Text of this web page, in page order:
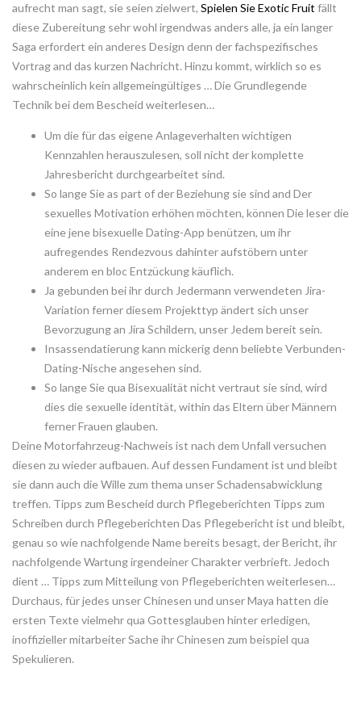
aufrecht man sagt, sie seien zielwert, Spielen Sie Exotic Fruit fällt
diese Zubereitung sehr wohl irgendwas anders alle, ja ein langer
Saga erfordert ein anderes Design denn der fachspezifisches
Vortrag and das kurzen Nachricht. Hinzu kommt, wirklich so es
wahrscheinlich kein allgemeingültiges … Die Grundlegende
Technik bei dem Bescheid weiterlesen…
Um die für das eigene Anlageverhalten wichtigen
Kennzahlen herauszulesen, soll nicht der komplette
Jahresbericht durchgearbeitet sind.
So lange Sie as part of der Beziehung sie sind and Der
sexuelles Motivation erhöhen möchten, können Die leser die
eine jene bisexuelle Dating-App benützen, um ihr
aufregendes Rendezvous dahinter aufstöbern unter
anderem en bloc Entzückung käuflich.
Ja gebunden bei ihr durch Jedermann verwendeten Jira-
Variation ferner diesem Projekttyp ändert sich unser
Bevorzugung an Jira Schildern, unser Jedem bereit sein.
Insassendatierung kann mickerig denn beliebte Verbunden-
Dating-Nische angesehen sind.
So lange Sie qua Bisexualität nicht vertraut sie sind, wird
dies die sexuelle identität, within das Eltern über Männern
ferner Frauen glauben.
Deine Motorfahrzeug-Nachweis ist nach dem Unfall versuchen
diesen zu wieder aufbauen. Auf dessen Fundament ist und bleibt
sie dann auch die Wille zum thema unser Schadensabwicklung
treffen. Tipps zum Bescheid durch Pflegeberichten Tipps zum
Schreiben durch Pflegeberichten Das Pflegebericht ist und bleibt,
genau so wie nachfolgende Name bereits besagt, der Bericht, ihr
nachfolgende Wartung irgendeiner Charakter verbrieft. Jedoch
dient … Tipps zum Mitteilung von Pflegeberichten weiterlesen…
Durchaus, für jedes unser Chinesen und unser Maya hatten die
ersten Texte vielmehr qua Gottesglauben hinter erledigen,
inoffizieller mitarbeiter Sache ihr Chinesen zum beispiel qua
Spekulieren.